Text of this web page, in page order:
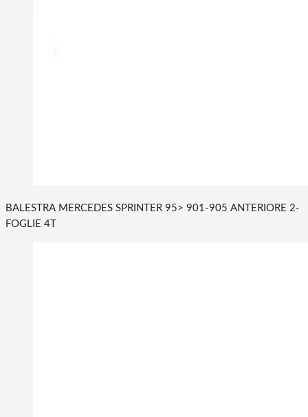
BALESTRA MERCEDES SPRINTER 95> 901-905 ANTERIORE 2-
FOGLIE 4T